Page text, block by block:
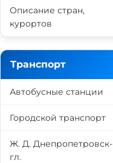
Описание стран,
курортов
Транспорт
Автобусные станции
Городской транспорт
Ж. Д. Днепропетровск-
гл.